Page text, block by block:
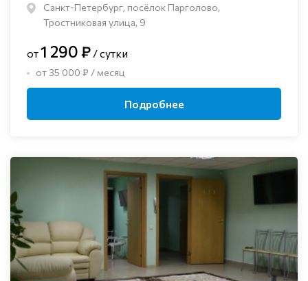
Санкт-Петербург, посёлок Парголово,
Тростниковая улица, 9
от1 290 ₽ / сутки
от 35 000 ₽ / месяц
Подробнее